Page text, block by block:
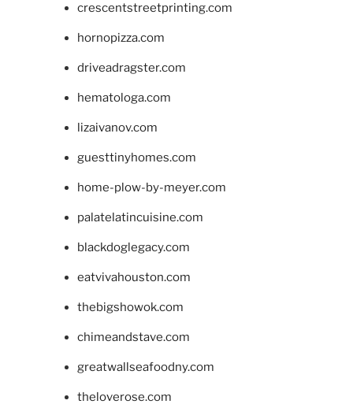
crescentstreetprinting.com
hornopizza.com
driveadragster.com
hematologa.com
lizaivanov.com
guesttinyhomes.com
home-plow-by-meyer.com
palatelatincuisine.com
blackdoglegacy.com
eatvivahouston.com
thebigshowok.com
chimeandstave.com
greatwallseafoodny.com
theloverose.com